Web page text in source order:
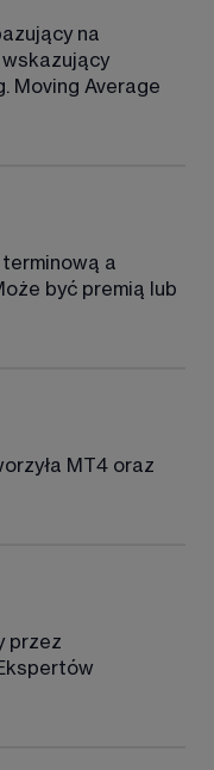
na
Moving Average
a
być premią lub
MT4 oraz
przez